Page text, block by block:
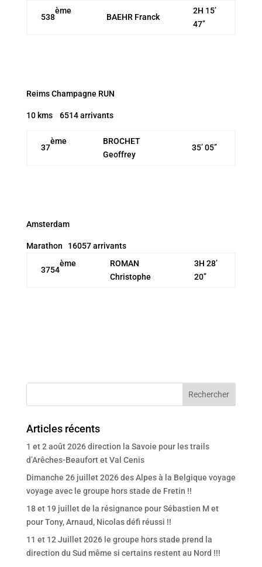
538
ème
BAEHR Franck
2H 15’
47’’
Reims Champagne RUN
10 kms 6514 arrivants
37
ème
BROCHET
Geoffrey
35’ 05’’
Amsterdam
Marathon 16057 arrivants
3754
ème
ROMAN
Christophe
3H 28’
20’’
Articles récents
1 et 2 août 2026 direction la Savoie pour les trails
d’Arêches-Beaufort et Val Cenis
Dimanche 26 juillet 2026 des Alpes à la Belgique voyage
voyage avec le groupe hors stade de Fretin !!
18 et 19 juillet de la résignance pour Sébastien M et
pour Tony, Arnaud, Nicolas défi réussi !!
11 et 12 Juillet 2026 le groupe hors stade prend la
direction du Sud même si certains restent au Nord !!!